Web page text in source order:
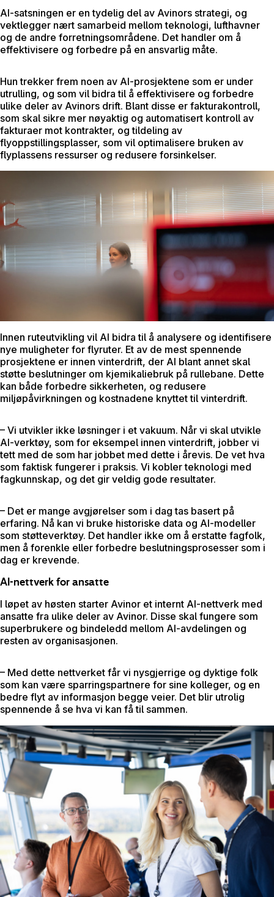
AI-satsningen er en tydelig del av Avinors strategi, og
vektlegger nært samarbeid mellom teknologi, lufthavner
og de andre forretningsområdene. Det handler om å
effektivisere og forbedre på en ansvarlig måte.
Hun trekker frem noen av AI-prosjektene som er under
utrulling, og som vil bidra til å effektivisere og forbedre
ulike deler av Avinors drift. Blant disse er fakturakontroll,
som skal sikre mer nøyaktig og automatisert kontroll av
fakturaer mot kontrakter, og tildeling av
flyoppstillingsplasser, som vil optimalisere bruken av
flyplassens ressurser og redusere forsinkelser.
Innen ruteutvikling vil AI bidra til å analysere og identifisere
nye muligheter for flyruter. Et av de mest spennende
prosjektene er innen vinterdrift, der AI blant annet skal
støtte beslutninger om kjemikaliebruk på rullebane. Dette
kan både forbedre sikkerheten, og redusere
miljøpåvirkningen og kostnadene knyttet til vinterdrift.
– Vi utvikler ikke løsninger i et vakuum. Når vi skal utvikle
AI-verktøy, som for eksempel innen vinterdrift, jobber vi
tett med de som har jobbet med dette i årevis. De vet hva
som faktisk fungerer i praksis. Vi kobler teknologi med
fagkunnskap, og det gir veldig gode resultater.
– Det er mange avgjørelser som i dag tas basert på
erfaring. Nå kan vi bruke historiske data og AI-modeller
som støtteverktøy. Det handler ikke om å erstatte fagfolk,
men å forenkle eller forbedre beslutningsprosesser som i
dag er krevende.
AI-nettverk for ansatte
I løpet av høsten starter Avinor et internt AI-nettverk med
ansatte fra ulike deler av Avinor. Disse skal fungere som
superbrukere og bindeledd mellom AI-avdelingen og
resten av organisasjonen.
– Med dette nettverket får vi nysgjerrige og dyktige folk
som kan være sparringspartnere for sine kolleger, og en
bedre flyt av informasjon begge veier. Det blir utrolig
spennende å se hva vi kan få til sammen.